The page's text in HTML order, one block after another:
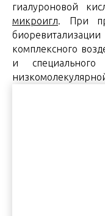
гиалуроновой
микроигл. При
комплексного
и